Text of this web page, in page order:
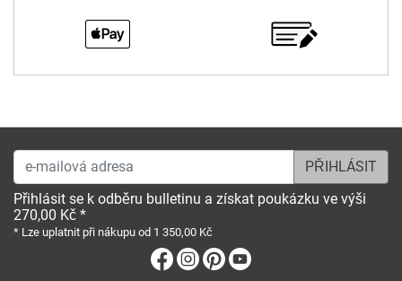
e-mailová adresa
Přihlásit se k odběru bulletinu a získat poukázku ve výši
270,00 Kč *
* Lze uplatnit při nákupu od 1 350,00 Kč
Facebook
Instagram
Pinterest